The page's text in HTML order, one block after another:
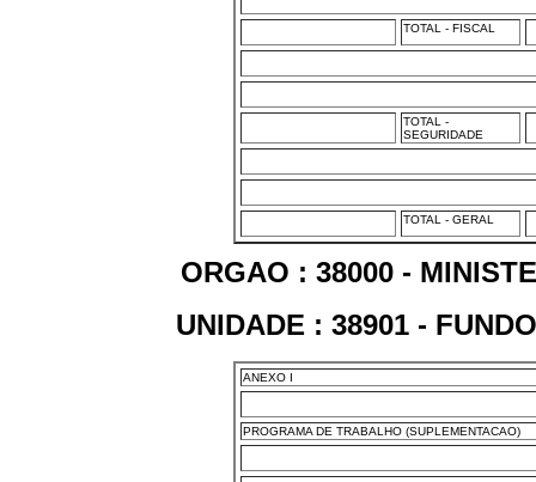
TOTAL - FISCAL
TOTAL -
SEGURIDADE
TOTAL - GERAL
ORGAO : 38000 -
UNIDADE : 38901 -
ANEXO I
PROGRAMA DE TRABALHO (SUPLEMENTACAO)